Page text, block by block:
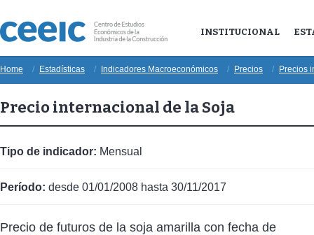
INSTITUCIONAL
Home Estadísticas Indicadores Macroeconómicos Precios Precios
Precio internacional de la Soja
Tipo de indicador: Mensual
Período: desde 01/01/2008 hasta 30/11/2017
Precio de futuros de la soja amarilla con fecha de